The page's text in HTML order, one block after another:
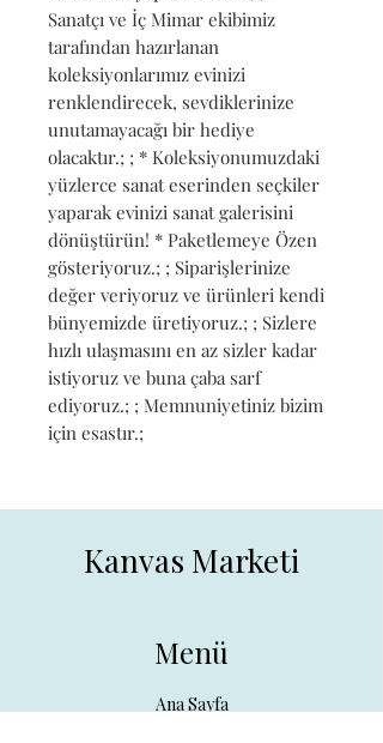
Sanatçı ve İç Mimar ekibimiz
tarafından hazırlanan
koleksiyonlarımız evinizi
renklendirecek, sevdiklerinize
unutamayacağı bir hediye
olacaktır.; ; * Koleksiyonumuzdaki
yüzlerce sanat eserinden seçkiler
yaparak evinizi sanat galerisini
dönüştürün! * Paketlemeye Özen
gösteriyoruz.; ; Siparişlerinize
değer veriyoruz ve ürünleri kendi
bünyemizde üretiyoruz.; ; Sizlere
hızlı ulaşmasını en az sizler kadar
istiyoruz ve buna çaba sarf
ediyoruz.; ; Memnuniyetiniz bizim
için esastır.;
Kanvas Marketi
Menü
Ana Sayfa